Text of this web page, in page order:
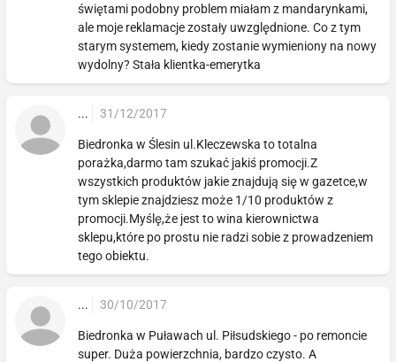
świętami podobny problem miałam z mandarynkami,
ale moje reklamacje zostały uwzględnione. Co z tym
starym systemem, kiedy zostanie wymieniony na nowy
wydolny? Stała klientka-emerytka
... 31/12/2017
Biedronka w Ślesin ul.Kleczewska to totalna
porażka,darmo tam szukać jakiś promocji.Z
wszystkich produktów jakie znajdują się w gazetce,w
tym sklepie znajdziesz może 1/10 produktów z
promocji.Myślę,że jest to wina kierownictwa
sklepu,które po prostu nie radzi sobie z prowadzeniem
tego obiektu.
... 30/10/2017
Biedronka w Puławach ul. Piłsudskiego - po remoncie
super. Duża powierzchnia, bardzo czysto. A